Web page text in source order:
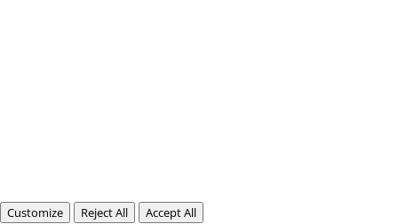
Customize Reject All Accept All